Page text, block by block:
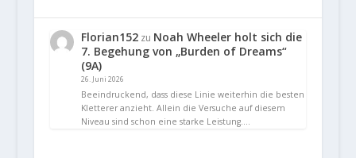
Florian152zu Noah Wheeler holt sich die
7. Begehung von „Burden of Dreams“
(9A)
26. Juni 2026
Beeindruckend, dass diese Linie weiterhin die besten
Kletterer anzieht. Allein die Versuche auf diesem
Niveau sind schon eine starke Leistung.…